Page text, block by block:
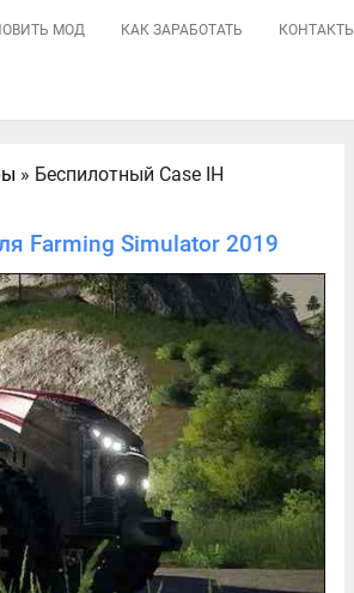
МОД КАК ЗАРАБОТАТЬ КОНТАКТЫ
» Беспилотный Case IH
Farming Simulator 2019